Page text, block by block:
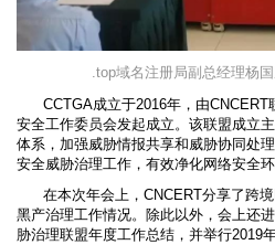
.top域名注册局副总经理杨
CCTGA成立于2016年，由CNCERT
安全工作委员会发起成立。该联盟成立
体系，加强威胁情报共享和威胁协同处
安全威胁治理工作，有效净化网络安全环
在本次年会上，CNCERT分享了跨境
黑产治理工作情况。除此以外，会上还
胁治理联盟年度工作总结，并举行2019